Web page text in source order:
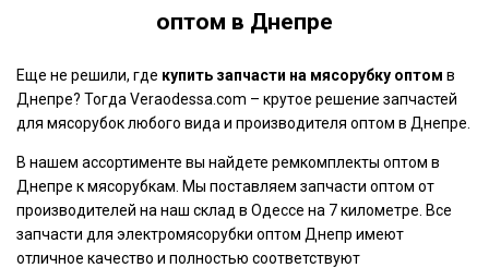
оптом в Днепре
Еще не решили, где купить запчасти на мясорубку оптом в
Днепре? Тогда Veraodessa.com – крутое решение запчастей
для мясорубок любого вида и производителя оптом в Днепре.
В нашем ассортименте вы найдете ремкомплекты оптом в
Днепре к мясорубкам. Мы поставляем запчасти оптом от
производителей на наш склад в Одессе на 7 километре. Все
запчасти для электромясорубки оптом Днепр имеют
отличное качество и полностью соответствуют